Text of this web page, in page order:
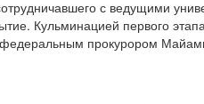
с ведущими
Кульминацией первого
прокурором